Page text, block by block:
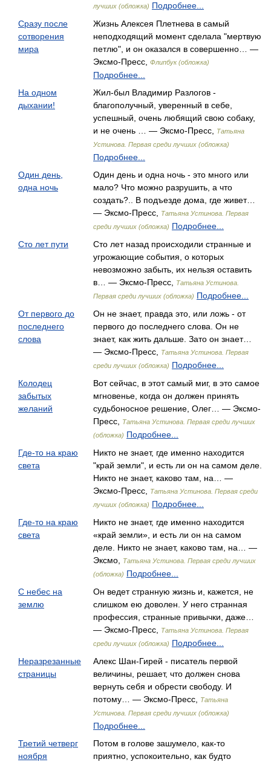
лучших (обложка) Подробнее...
Сразу после
сотворения
мира
Жизнь Алексея Плетнева в самый
неподходящий момент сделала "мертвую
петлю", и он оказался в совершенно… —
Эксмо-Пресс,
Флипбук (обложка)
Подробнее...
На одном
дыхании!
Жил-был Владимир Разлогов -
благополучный, уверенный в себе,
успешный, очень любящий свою собаку,
и не очень … — Эксмо-Пресс,
Татьяна
Устинова. Первая среди лучших (обложка)
Подробнее...
Один день,
одна ночь
Один день и одна ночь - это много или
мало? Что можно разрушить, а что
создать?.. В подъезде дома, где живет…
— Эксмо-Пресс,
Татьяна Устинова. Первая
среди лучших (обложка) Подробнее...
Сто лет пути
Сто лет назад происходили странные и
угрожающие события, о которых
невозможно забыть, их нельзя оставить
в… — Эксмо-Пресс,
Татьяна Устинова.
Первая среди лучших (обложка) Подробнее...
От первого до
последнего
слова
Он не знает, правда это, или ложь - от
первого до последнего слова. Он не
знает, как жить дальше. Зато он знает…
— Эксмо-Пресс,
Татьяна Устинова. Первая
среди лучших (обложка) Подробнее...
Колодец
забытых
желаний
Вот сейчас, в этот самый миг, в это самое
мгновенье, когда он должен принять
судьбоносное решение, Олег… — Эксмо-
Пресс,
Татьяна Устинова. Первая среди лучших
(обложка) Подробнее...
Где-то на краю
света
Никто не знает, где именно находится
"край земли", и есть ли он на самом деле.
Никто не знает, каково там, на… —
Эксмо-Пресс,
Татьяна Устинова. Первая среди
лучших (обложка) Подробнее...
Где-то на краю
света
Никто не знает, где именно находится
«край земли», и есть ли он на самом
деле. Никто не знает, каково там, на… —
Эксмо,
Татьяна Устинова. Первая среди лучших
(обложка) Подробнее...
С небес на
землю
Он ведет странную жизнь и, кажется, не
слишком ею доволен. У него странная
профессия, странные привычки, даже…
— Эксмо-Пресс,
Татьяна Устинова. Первая
среди лучших (обложка) Подробнее...
Неразрезанные
страницы
Алекс Шан-Гирей - писатель первой
величины, решает, что должен снова
вернуть себя и обрести свободу. И
потому… — Эксмо-Пресс,
Татьяна
Устинова. Первая среди лучших (обложка)
Подробнее...
Третий четверг
ноября
Потом в голове зашумело, как-то
приятно, успокоительно, как будто